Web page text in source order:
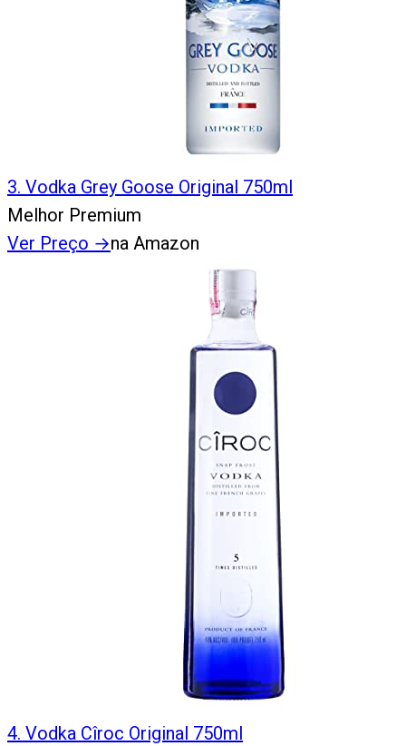
3. Vodka Grey Goose Original 750ml
Melhor Premium
Ver Preço →na Amazon
4. Vodka Cîroc Original 750ml